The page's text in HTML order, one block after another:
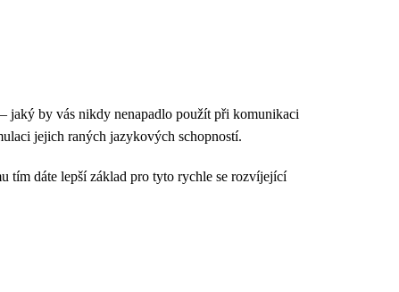
jaký by vás nikdy nenapadlo použít při komunikaci
jejich raných jazykových schopností.
tím dáte lepší základ pro tyto rychle se rozvíjející